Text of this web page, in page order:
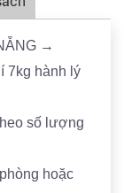
Chuyến tàu
khách vào
tráng lệ trên
hành trình
→
7kg hành lý
số lượng
hoặc